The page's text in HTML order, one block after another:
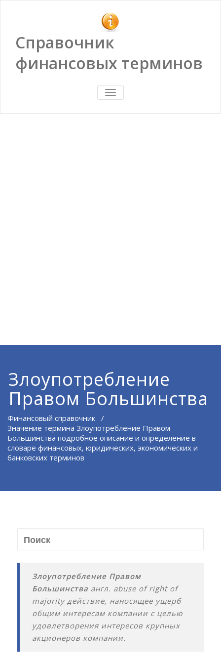
Справочник
финансовых терминов
ПОКАЗАТЬ/
СКРЫТЬ
Злоупотребление
Правом Большинства
Финансовый справочник /
Значение термина Злоупотребление Правом
Большинства подробное описание и определение в
словаре финансовых, юридических, экономических и
банковских терминов
Злоупотребление Правом
Большинства англ. abuse of right of
majority действие, наносящее ущерб
общим интересам компании с целью
удовлетворения интересов крупных
акционеров компании.